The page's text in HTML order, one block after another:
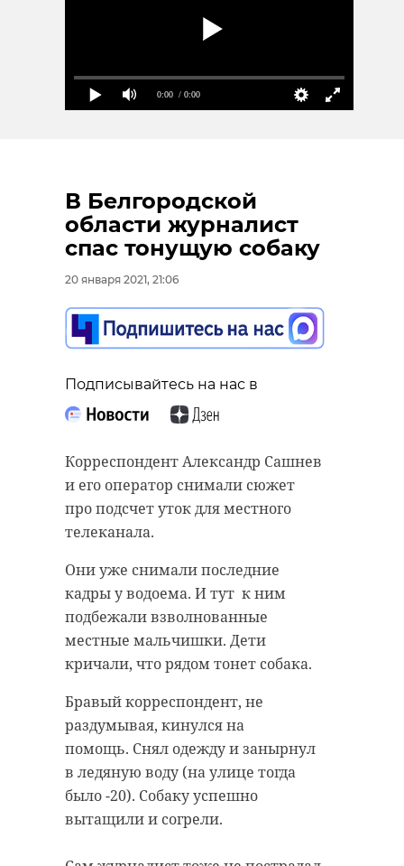
0:00 / 0:00
В Белгородской
области журналист
спас тонущую собаку
20 января 2021, 21:06
Подписывайтесь на нас в
Корреспондент Александр Сашнев
и его оператор снимали сюжет
про подсчет уток для местного
телеканала.
Они уже снимали последние
кадры у водоема. И тут к ним
подбежали взволнованные
местные мальчишки. Дети
кричали, что рядом тонет собака.
Бравый корреспондент, не
раздумывая, кинулся на
помощь. Снял одежду и занырнул
в ледяную воду (на улице тогда
было -20). Собаку успешно
вытащили и согрели.